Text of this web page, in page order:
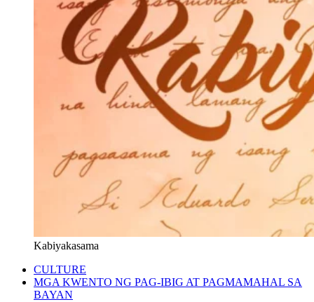
Kabiyakasama
CULTURE
MGA KWENTO NG PAG-IBIG AT PAGMAMAHAL SA
BAYAN